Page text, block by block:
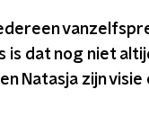
is dat nog niet
Natasja zijn